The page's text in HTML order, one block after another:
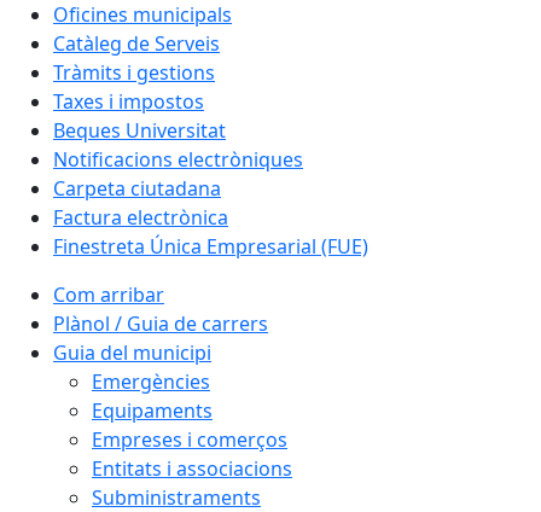
Oficines municipals
Catàleg de Serveis
Tràmits i gestions
Taxes i impostos
Beques Universitat
Notificacions electròniques
Carpeta ciutadana
Factura electrònica
Finestreta Única Empresarial (FUE)
Com arribar
Plànol / Guia de carrers
Guia del municipi
Emergències
Equipaments
Empreses i comerços
Entitats i associacions
Subministraments